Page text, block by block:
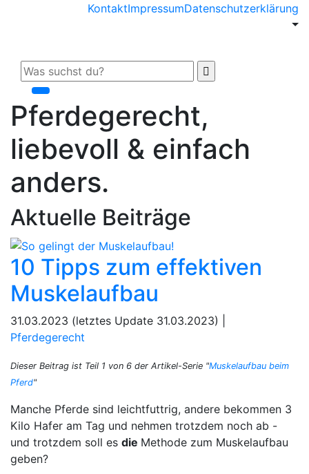
KontaktImpressumDatenschutzerklärung
Pferdegerecht,
liebevoll & einfach
anders.
Aktuelle Beiträge
10 Tipps zum effektiven
Muskelaufbau
31.03.2023 (letztes Update 31.03.2023) |
Pferdegerecht
Dieser Beitrag ist Teil 1 von 6 der Artikel-Serie "Muskelaufbau beim
Pferd"
Manche Pferde sind leichtfuttrig, andere bekommen 3
Kilo Hafer am Tag und nehmen trotzdem noch ab -
und trotzdem soll es die Methode zum Muskelaufbau
geben?